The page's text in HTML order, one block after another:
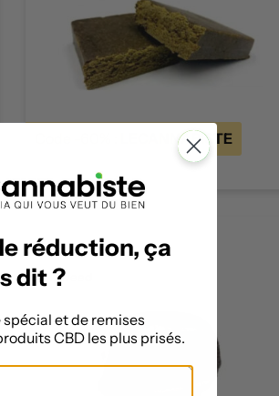
LECANNABISTE
réduction, ça
dit ?
et de remises
CBD les plus prisés.